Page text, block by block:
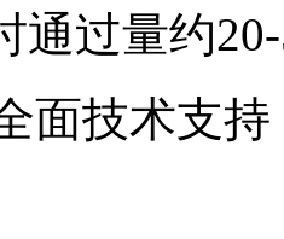
通过量约
面技术支